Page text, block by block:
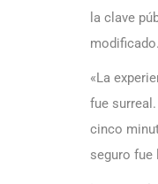
la clave
modificado.
«La
fue
cinco
seguro fue